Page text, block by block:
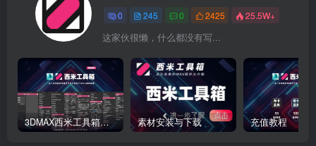
0 245 0 2425 25.5W+
这家伙很懒，什么都没有写...
3DMAX西米工具箱下载 素材安装与下载 充值教程